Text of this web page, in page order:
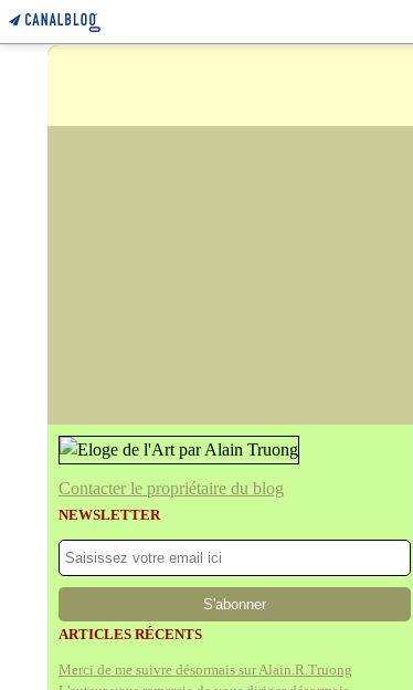
Contacter le propriétaire du blog
NEWSLETTER
ARTICLES RÉCENTS
Merci de me suivre désormais sur Alain.R.Truong